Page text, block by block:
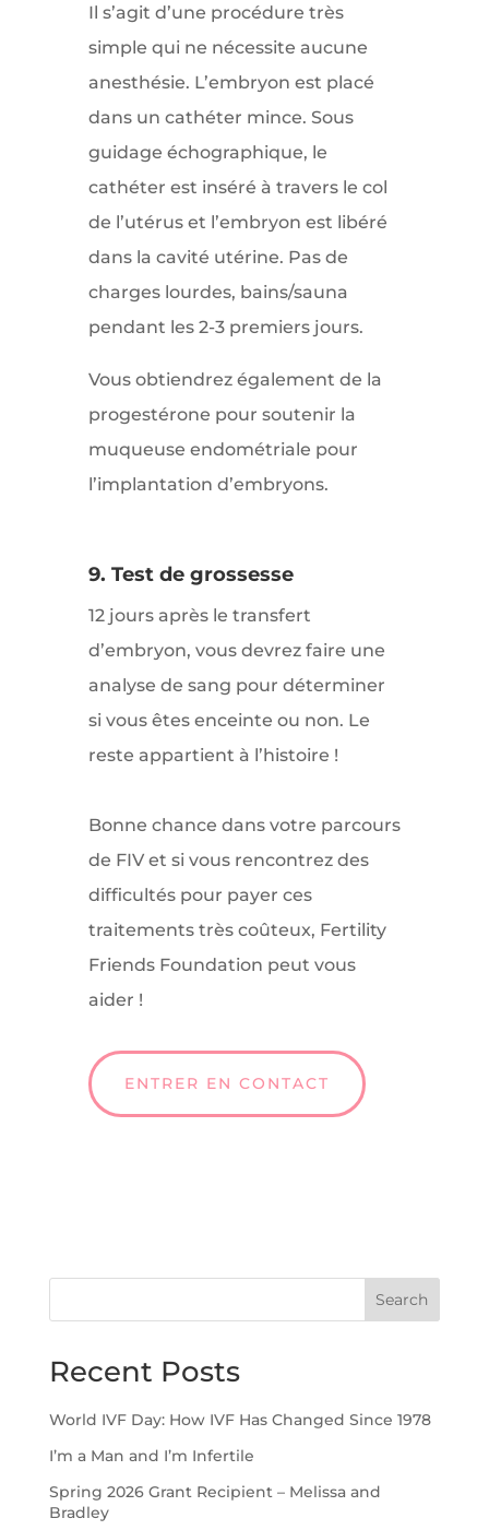
Il s’agit d’une procédure très
simple qui ne nécessite aucune
anesthésie. L’embryon est placé
dans un cathéter mince. Sous
guidage échographique, le
cathéter est inséré à travers le col
de l’utérus et l’embryon est libéré
dans la cavité utérine. Pas de
charges lourdes, bains/sauna
pendant les 2-3 premiers jours.
Vous obtiendrez également de la
progestérone pour soutenir la
muqueuse endométriale pour
l’implantation d’embryons.
9. Test de grossesse
12 jours après le transfert
d’embryon, vous devrez faire une
analyse de sang pour déterminer
si vous êtes enceinte ou non. Le
reste appartient à l’histoire !
Bonne chance dans votre parcours
de FIV et si vous rencontrez des
difficultés pour payer ces
traitements très coûteux, Fertility
Friends Foundation peut vous
aider !
ENTRER EN CONTACT
Search
Recent Posts
World IVF Day: How IVF Has Changed Since 1978
I’m a Man and I’m Infertile
Spring 2026 Grant Recipient – Melissa and
Bradley